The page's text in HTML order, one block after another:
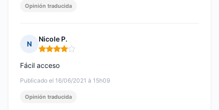
Opinión traducida
N
Nicole P.
Nota: 4 de 5
Publicado el 16/06/2021 à 15h09
Fácil acceso
Opinión traducida